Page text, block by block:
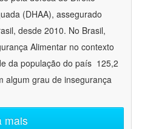
(DHAA), assegurado
desde 2010. No Brasil,
Alimentar no contexto
da população do país  125,2
algum grau de insegurança
mais